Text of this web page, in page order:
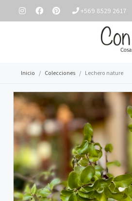
+569 8529 2617
Inicio Colecciones Lechero nature